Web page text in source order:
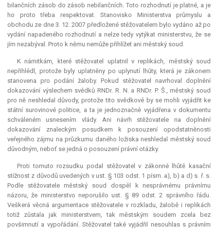
bilančních zásob do zásob nebilančních. Toto rozhodnutí je platné, a je
ho proto třeba respektovat. Stanovisko Ministerstva průmyslu a
obchodu ze dne 3. 12. 2007 předložené stěžovatelem bylo vydáno až po
vydání napadeného rozhodnutí a nelze tedy vytýkat ministerstvu, že se
jím nezabýval. Proto k němu nemůže přihlížet ani městský soud.
K námitkám, které stěžovatel uplatnil v replikách, městský soud
nepřihlédl, protože byly uplatněny po uplynutí lhůty, která je zákonem
stanovena pro podání žaloby. Pokud stěžovatel navrhoval doplnění
dokazování výslechem svědků RNDr. R. N. a RNDr. P. Š., městský soud
pro ně neshledal důvody, protože tito svědkové by se mohli vyjádřit ke
státní surovinové politice, a ta je jednoznačně vyjádřena v dokumentu
schváleném usnesením vlády. Ani návrh stěžovatele na doplnění
dokazování znaleckým posudkem k posouzení opodstatněnosti
veřejného zájmu na průzkumu daného ložiska neshledal městský soud
důvodným, neboť se jedná o posouzení právní otázky.
Proti tomuto rozsudku podal stěžovatel v zákonné lhůtě kasační
stížnost z důvodů uvedených v ust. § 103 odst. 1 písm. a), b) a d) s. ř. s.
Podle stěžovatele městský soud dospěl k nesprávnému právnímu
názoru, že ministerstvo neporušilo ust. § 89 odst. 2 správního řádu.
Veškerá věcná argumentace stěžovatele v rozkladu, žalobě i replikách
totiž zůstala jak ministerstvem, tak městským soudem zcela bez
povšimnutí a vypořádání. Stěžovatel také vyjádřil nesouhlas s právním